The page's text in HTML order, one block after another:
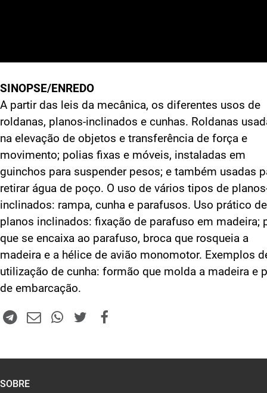
SINOPSE/ENREDO
A partir das leis da mecânica, os diferentes usos de
roldanas, planos-inclinados e cunhas. Roldanas
na elevação de objetos e transferência de força e
movimento; polias fixas e móveis, instaladas em
guinchos para suspender pesos; e também usadas
retirar água de poço. O uso de vários tipos de
inclinados: rampa, cunha e parafusos. Uso prático de
planos inclinados: fixação de parafuso em madeira;
que se encaixa ao parafuso, broca que rosqueia a
madeira e a hélice de avião monomotor. Exemplos
utilização de cunha: formão que molda a madeira e
de embarcação.
SOBRE